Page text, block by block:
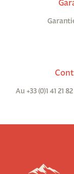
Au +33 (0)1 41 21